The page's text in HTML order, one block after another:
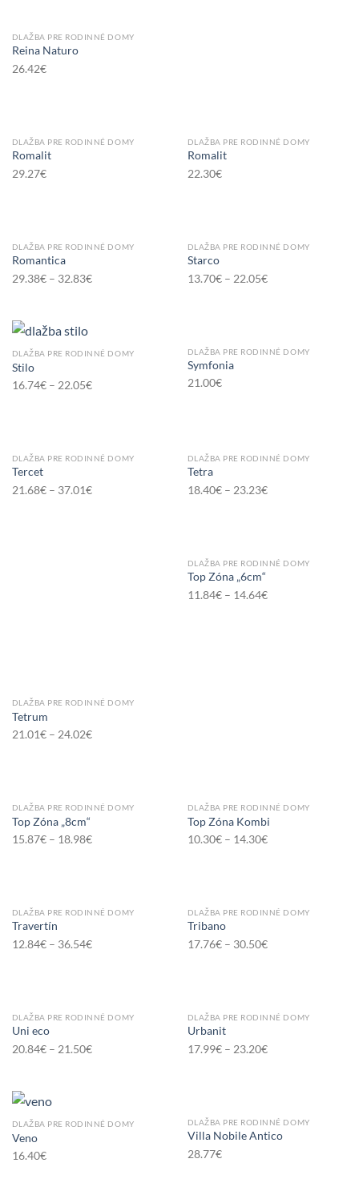
DLAŽBA PRE RODINNÉ DOMY
Reina Naturo
26.42€
DLAŽBA PRE RODINNÉ DOMY
Romalit
29.27€
DLAŽBA PRE RODINNÉ DOMY
Romalit
22.30€
DLAŽBA PRE RODINNÉ DOMY
Romantica
29.38€– 32.83€
DLAŽBA PRE RODINNÉ DOMY
Starco
13.70€– 22.05€
DLAŽBA PRE RODINNÉ DOMY
Stilo
16.74€– 22.05€
DLAŽBA PRE RODINNÉ DOMY
Symfonia
21.00€
DLAŽBA PRE RODINNÉ DOMY
Tercet
21.68€– 37.01€
DLAŽBA PRE RODINNÉ DOMY
Tetra
18.40€– 23.23€
DLAŽBA PRE RODINNÉ DOMY
Tetrum
21.01€– 24.02€
DLAŽBA PRE RODINNÉ DOMY
Top Zóna „6cm“
11.84€– 14.64€
DLAŽBA PRE RODINNÉ DOMY
Top Zóna „8cm“
15.87€– 18.98€
DLAŽBA PRE RODINNÉ DOMY
Top Zóna Kombi
10.30€– 14.30€
DLAŽBA PRE RODINNÉ DOMY
Travertín
12.84€– 36.54€
DLAŽBA PRE RODINNÉ DOMY
Tribano
17.76€– 30.50€
DLAŽBA PRE RODINNÉ DOMY
Uni eco
20.84€– 21.50€
DLAŽBA PRE RODINNÉ DOMY
Urbanit
17.99€– 23.20€
DLAŽBA PRE RODINNÉ DOMY
Veno
16.40€
DLAŽBA PRE RODINNÉ DOMY
Villa Nobile Antico
28.77€